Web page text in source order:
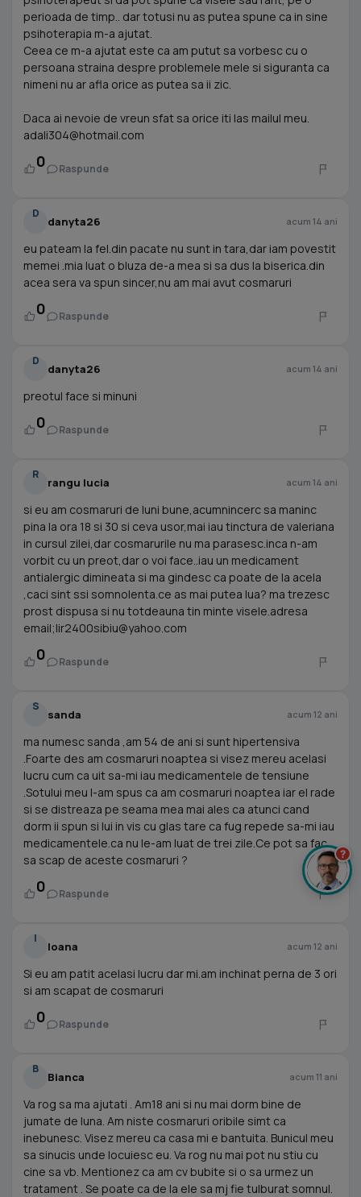
perioada de timp.. dar totusi nu as putea spune ca in sine
psihoterapia m-a ajutat.
Ceea ce m-a ajutat este ca am putut sa vorbesc cu o
persoana straina despre problemele mele si siguranta ca
nimeni nu ar afla orice as putea sa ii zic.
Daca ai nevoie de vreun sfat sa orice iti las mailul meu.
adali304@hotmail.com
0 Raspunde
D
danyta26 acum 14 ani
eu pateam la fel.din pacate nu sunt in tara,dar iam povestit
memei .mia luat o bluza de-a mea si sa dus la biserica.din
acea sera va spun sincer,nu am mai avut cosmaruri
0 Raspunde
D
danyta26 acum 14 ani
preotul face si minuni
0 Raspunde
R
rangu lucia acum 14 ani
si eu am cosmaruri de luni bune,acumnincerc sa maninc
pina la ora 18 si 30 si ceva usor,mai iau tinctura de valeriana
in cursul zilei,dar cosmarurile nu ma parasesc.inca n-am
vorbit cu un preot,dar o voi face..iau un medicament
antialergic dimineata si ma gindesc ca poate de la acela
,caci sint ssi somnolenta.ce as mai putea lua? ma trezesc
prost dispusa si nu totdeauna tin minte visele.adresa
email;lir2400sibiu@yahoo.com
0 Raspunde
S
sanda acum 12 ani
ma numesc sanda ,am 54 de ani si sunt hipertensiva
.Foarte des am cosmaruri noaptea si visez mereu acelasi
lucru cum ca uit sa-mi iau medicamentele de tensiune
.Sotului meu I-am spus ca am cosmaruri noaptea iar el rade
si se distreaza pe seama mea mai ales ca atunci cand
dorm ii spun si lui in vis cu glas tare ca fug repede sa-mi iau
medicamentele.ca nu le-am luat de trei zile.Ce pot sa fac
sa scap de aceste cosmaruri ?
0 Raspunde
I
Ioana acum 12 ani
Si eu am patit acelasi lucru dar mi.am inchinat perna de 3 ori
si am scapat de cosmaruri
0 Raspunde
B
Bianca acum 11 ani
Va rog sa ma ajutati . Am18 ani si nu mai dorm bine de
jumate de luna. Am niste cosmaruri oribile simt ca
inebunesc. Visez mereu ca casa mi e bantuita. Bunicul meu
sa sinucis unde locuiesc eu. Va rog nu mai pot nu stiu cu
cine sa vb. Mentionez ca am cv bubite si o sa urmez un
tratament . Se poate ca de la ele sa mj fie tulburat somnul.
?